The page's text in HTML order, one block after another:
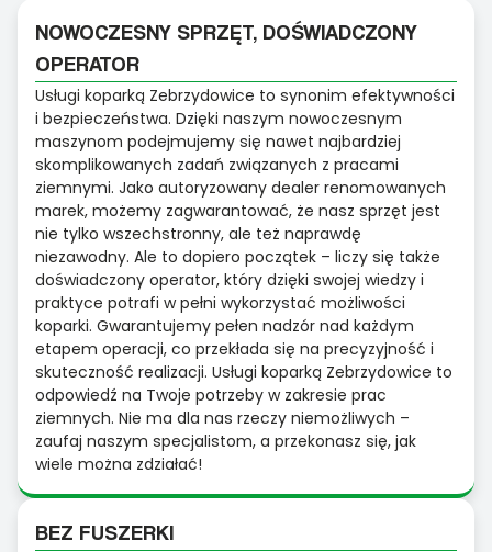
NOWOCZESNY SPRZĘT, DOŚWIADCZONY
OPERATOR
Usługi koparką Zebrzydowice to synonim efektywności
i bezpieczeństwa. Dzięki naszym nowoczesnym
maszynom podejmujemy się nawet najbardziej
skomplikowanych zadań związanych z pracami
ziemnymi. Jako autoryzowany dealer renomowanych
marek, możemy zagwarantować, że nasz sprzęt jest
nie tylko wszechstronny, ale też naprawdę
niezawodny. Ale to dopiero początek – liczy się także
doświadczony operator, który dzięki swojej wiedzy i
praktyce potrafi w pełni wykorzystać możliwości
koparki. Gwarantujemy pełen nadzór nad każdym
etapem operacji, co przekłada się na precyzyjność i
skuteczność realizacji. Usługi koparką Zebrzydowice to
odpowiedź na Twoje potrzeby w zakresie prac
ziemnych. Nie ma dla nas rzeczy niemożliwych –
zaufaj naszym specjalistom, a przekonasz się, jak
wiele można zdziałać!
BEZ FUSZERKI